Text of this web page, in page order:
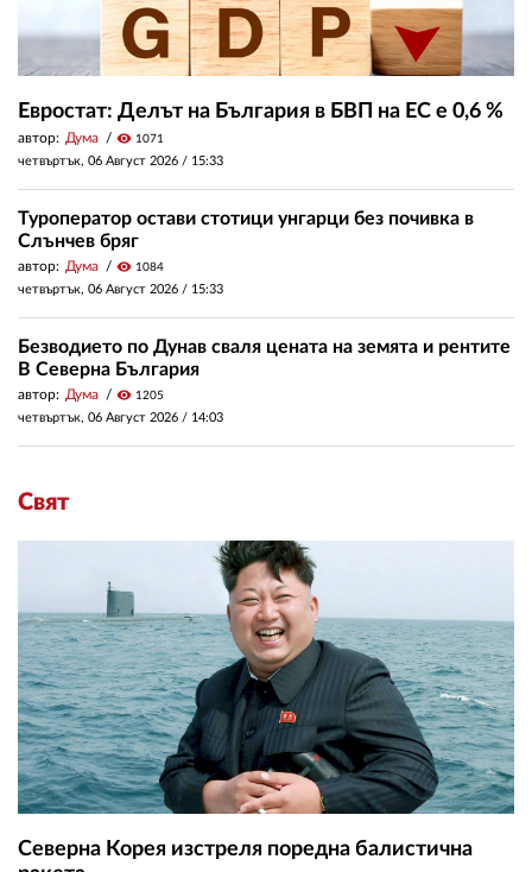
Евростат: Делът на България в БВП на ЕС е 0,6 %
автор: Дума visibility 1071
четвъртък, 06 Август 2026 / 15:33
Туроператор остави стотици унгарци без почивка в
Слънчев бряг
автор: Дума visibility 1084
четвъртък, 06 Август 2026 / 15:33
Безводието по Дунав сваля цената на земята и рентите
В Северна България
автор: Дума visibility 1205
четвъртък, 06 Август 2026 / 14:03
Свят
Северна Корея изстреля поредна балистична